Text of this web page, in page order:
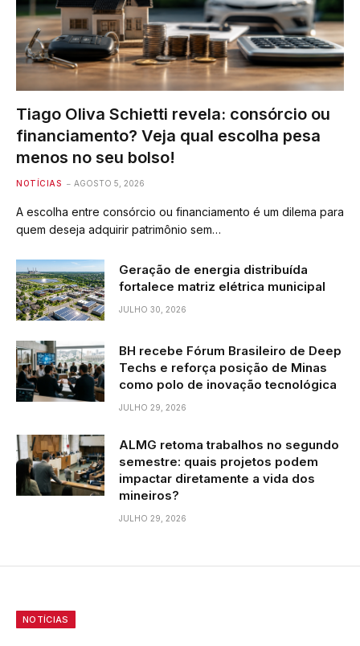
Tiago Oliva Schietti revela: consórcio ou
financiamento? Veja qual escolha pesa
menos no seu bolso!
NOTÍCIAS AGOSTO 5, 2026
A escolha entre consórcio ou financiamento é um dilema para
quem deseja adquirir patrimônio sem…
Geração de energia distribuída
fortalece matriz elétrica municipal
JULHO 30, 2026
BH recebe Fórum Brasileiro de Deep
Techs e reforça posição de Minas
como polo de inovação tecnológica
JULHO 29, 2026
ALMG retoma trabalhos no segundo
semestre: quais projetos podem
impactar diretamente a vida dos
mineiros?
JULHO 29, 2026
NOTÍCIAS